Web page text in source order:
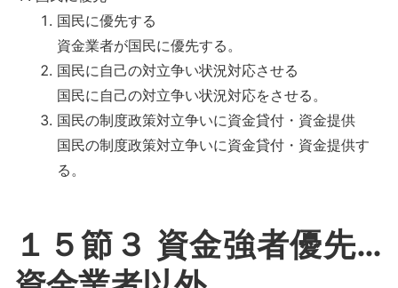
国民に優先する
資金業者が国民に優先する。
国民に自己の対立争い状況対応させる
国民に自己の対立争い状況対応をさせる。
国民の制度政策対立争いに資金貸付・資金提供
国民の制度政策対立争いに資金貸付・資金提供す
る。
１５節３ 資金強者優先…